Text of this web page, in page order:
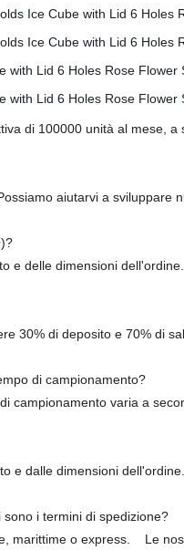
di 100000 unità al mese,
aiutarvi a sviluppare
e delle dimensioni dell'ordine.
30% di deposito e 70% di
di campionamento?
campionamento varia a
e dalle dimensioni dell'ordine.
sono i termini di spedizione?
marittime o express.
Le